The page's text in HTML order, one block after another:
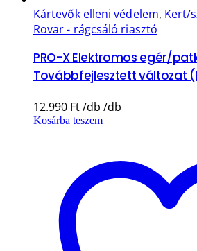
Kártevők elleni védelem, Kert/
Rovar - rágcsáló riasztó
PRO-X Elektromos egér/
Továbbfejlesztett változat
12.990 Ft
Kosárba teszem